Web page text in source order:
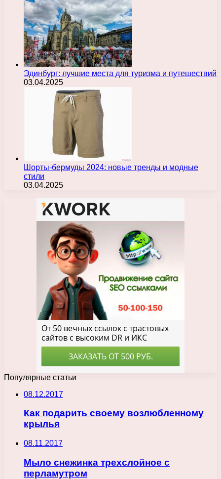
Эдинбург: лучшие места для туризма и путешествий
03.04.2025
Шорты-бермуды 2024: новые тренды и модные
стили
03.04.2025
Популярные статьи
08.12.2017
Как подарить своему возлюбленному
крылья
08.11.2017
Мыло снежинка трехслойное с
перламутром